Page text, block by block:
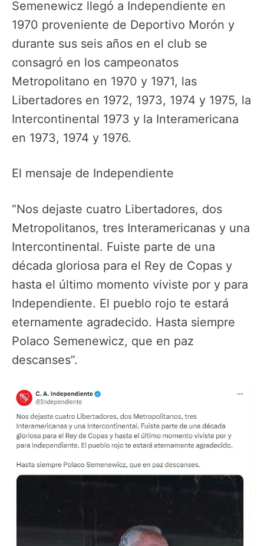
Semenewicz llegó a Independiente en
1970 proveniente de Deportivo Morón y
durante sus seis años en el club se
consagró en los campeonatos
Metropolitano en 1970 y 1971, las
Libertadores en 1972, 1973, 1974 y 1975, la
Intercontinental 1973 y la Interamericana
en 1973, 1974 y 1976.
El mensaje de Independiente
“Nos dejaste cuatro Libertadores, dos
Metropolitanos, tres Interamericanas y una
Intercontinental. Fuiste parte de una
década gloriosa para el Rey de Copas y
hasta el último momento viviste por y para
Independiente. El pueblo rojo te estará
eternamente agradecido. Hasta siempre
Polaco Semenewicz, que en paz
descanses”.